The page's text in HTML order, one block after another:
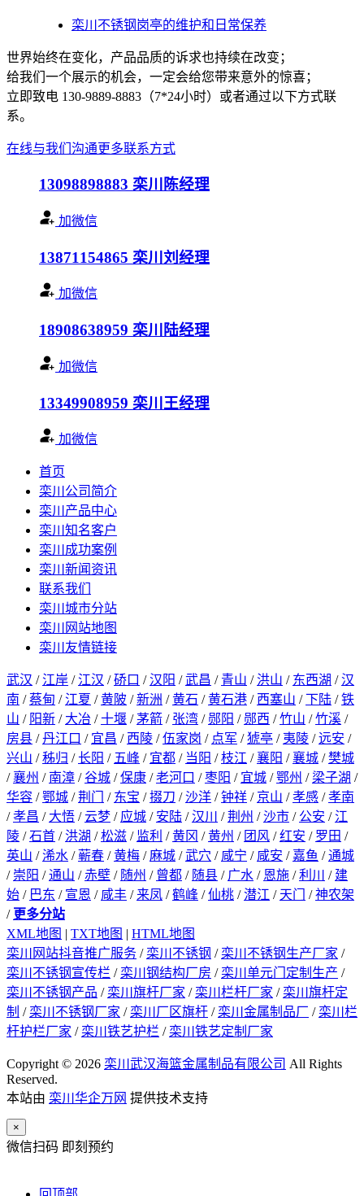
栾川不锈钢岗亭的维护和日常保养
世界始终在变化，产品品质的诉求也持续在改变；
给我们一个展示的机会，一定会给您带来意外的惊喜；
立即致电 130-9889-8883（7*24小时）或者通过以下方式联
系。
在线与我们沟通更多联系方式
13098898883 栾川陈经理
加微信
13871154865 栾川刘经理
加微信
18908638959 栾川陆经理
加微信
13349908959 栾川王经理
加微信
首页
栾川公司简介
栾川产品中心
栾川知名客户
栾川成功案例
栾川新闻资讯
联系我们
栾川城市分站
栾川网站地图
栾川友情链接
武汉 / 江岸 / 江汉 /硚口 /汉阳 /武昌 / 青山 / 洪山 / 东西湖 /汉
南 /蔡甸 / 江夏 /黄陂 /新洲 /黄石 /黄石港 / 西塞山 /下陆 /铁
山 / 阳新 / 大冶 /十堰 /茅箭 / 张湾 / 郧阳 / 郧西 /竹山 /竹溪 /
房县 /丹江口 / 宜昌 / 西陵 /伍家岗 / 点军 /猇亭 / 夷陵 /远安 /
兴山 /秭归 /长阳 / 五峰 / 宜都 / 当阳 /枝江 /襄阳 /襄城 /樊城
/襄州 / 南漳 /谷城 /保康 /老河口 /枣阳 / 宜城 /鄂州 / 梁子湖 /
华容 /鄂城 /荆门 / 东宝 /掇刀 /沙洋 /钟祥 / 京山 /孝感 /孝南
/孝昌 / 大悟 /云梦 / 应城 / 安陆 /汉川 /荆州 /沙市 / 公安 / 江
陵 /石首 / 洪湖 /松滋 / 监利 /黄冈 /黄州 / 团风 /红安 / 罗田 /
英山 /浠水 /蕲春 /黄梅 / 麻城 /武穴 / 咸宁 / 咸安 / 嘉鱼 /通城
/ 崇阳 /通山 /赤壁 / 随州 / 曾都 / 随县 / 广水 / 恩施 /利川 / 建
始 / 巴东 / 宣恩 / 咸丰 / 来凤 /鹤峰 /仙桃 /潜江 / 天门 /神农架
/ 更多分站
XML地图 | TXT地图 | HTML地图
栾川网站抖音推广服务 / 栾川不锈钢 / 栾川不锈钢生产厂家 /
栾川不锈钢宣传栏 / 栾川钢结构厂房 / 栾川单元门定制生产 /
栾川不锈钢产品 / 栾川旗杆厂家 / 栾川栏杆厂家 / 栾川旗杆定
制 / 栾川不锈钢厂家 / 栾川厂区旗杆 / 栾川金属制品厂 / 栾川栏
杆护栏厂家 / 栾川铁艺护栏 / 栾川铁艺定制厂家
Copyright © 2026 栾川武汉海篮金属制品有限公司 All Rights
Reserved.
本站由 栾川华企万网 提供技术支持
×
微信扫码 即刻预约